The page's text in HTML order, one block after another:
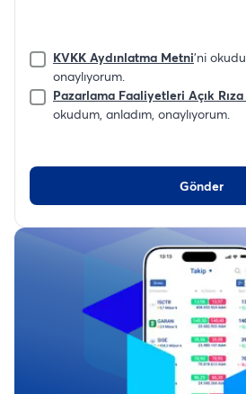
KVKK Aydınlatma Metni'ni
onaylıyorum.
Pazarlama Faaliyetleri Açık
okudum, anladım, onaylıyorum.
Gönder